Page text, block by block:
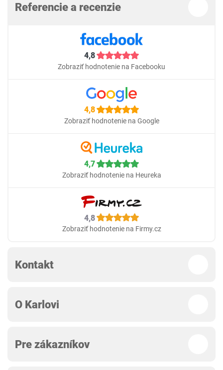
Referencie a recenzie
4,8
Zobraziť hodnotenie na Facebooku
4,8
Zobraziť hodnotenie na Google
4,7
Zobraziť hodnotenie na Heureka
4,8
Zobraziť hodnotenie na Firmy.cz
Kontakt
O Karlovi
Pre zákazníkov